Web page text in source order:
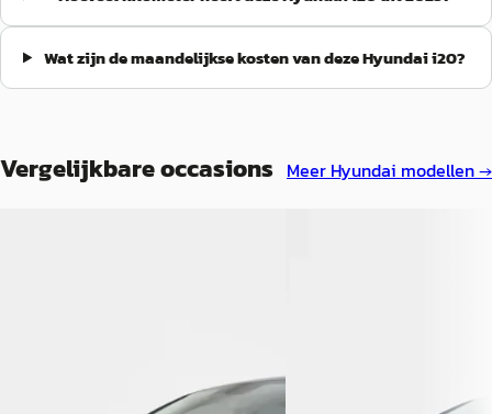
Wat zijn de maandelijkse kosten van deze Hyundai i20?
Vergelijkbare occasions Meer Hyundai modellen →